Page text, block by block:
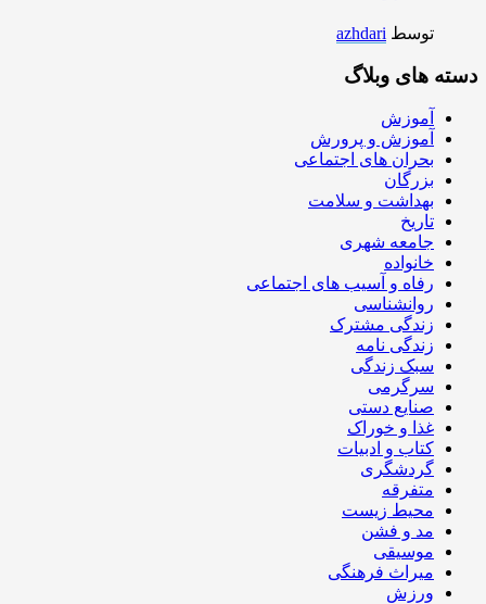
توسط azhdari
دسته های وبلاگ
آموزش
آموزش و پرورش
بحران های اجتماعی
بزرگان
بهداشت و سلامت
تاریخ
جامعه شهری
خانواده
رفاه و آسیب های اجتماعی
روانشناسی
زندگی مشترک
زندگی نامه
سبک زندگی
سرگرمی
صنایع دستی
غذا و خوراک
کتاب و ادبیات
گردشگری
متفرقه
محیط زیست
مد و فشن
موسیقی
میراث فرهنگی
ورزش